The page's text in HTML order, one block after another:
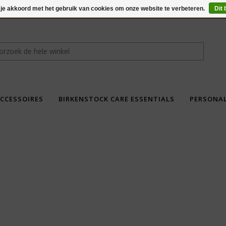
BIRKENSTOCK CARE ESSENTIALS
akkoord met het gebruik van cookies om onze website te verbeteren. Dit